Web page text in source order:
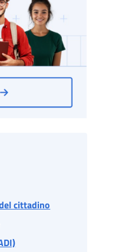
cittadino